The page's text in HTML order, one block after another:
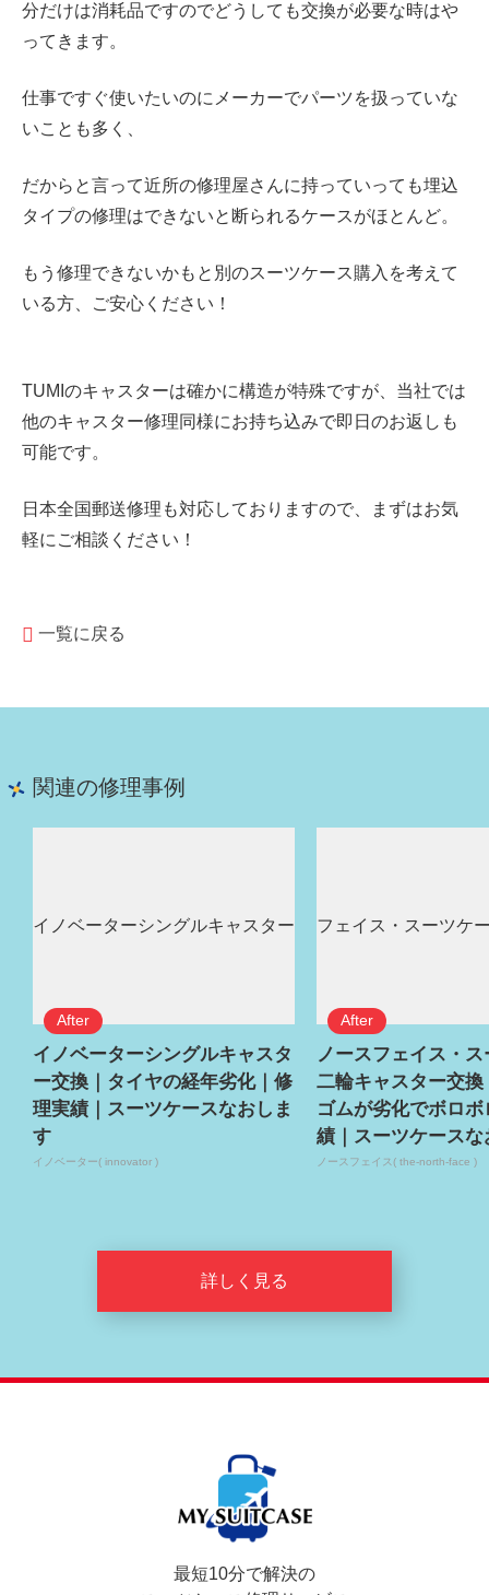
分だけは消耗品ですのでどうしても交換が必要な時はや
ってきます。
仕事ですぐ使いたいのにメーカーでパーツを扱っていな
いことも多く、
だからと言って近所の修理屋さんに持っていっても埋込
タイプの修理はできないと断られるケースがほとんど。
もう修理できないかもと別のスーツケース購入を考えて
いる方、ご安心ください！
TUMIのキャスターは確かに構造が特殊ですが、当社では
他のキャスター修理同様にお持ち込みで即日のお返しも
可能です。
日本全国郵送修理も対応しておりますので、まずはお気
軽にご相談ください！
一覧に戻る
関連の修理事例
イノベーターシングルキャスタ
ー交換｜タイヤの経年劣化｜修
理実績｜スーツケースなおしま
す
イノベーター( innovator )
ノースフェイス・
二輪キャスター交換
ゴムが劣化でボロ
績｜スーツケースな
ノースフェイス( the-north-face )
詳しく見る
最短10分で解決の